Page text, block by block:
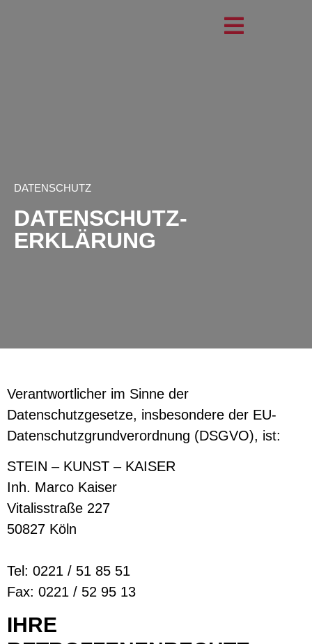
DATENSCHUTZ
DATENSCHUTZ-
ERKLÄRUNG
Verantwortlicher im Sinne der
Datenschutzgesetze, insbesondere der EU-
Datenschutzgrundverordnung (DSGVO), ist:
STEIN – KUNST – KAISER
Inh. Marco Kaiser
Vitalisstraße 227
50827 Köln
Tel: 0221 / 51 85 51
Fax: 0221 / 52 95 13
IHRE